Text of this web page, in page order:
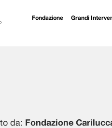
Fondazione Grandi
da: Fondazione